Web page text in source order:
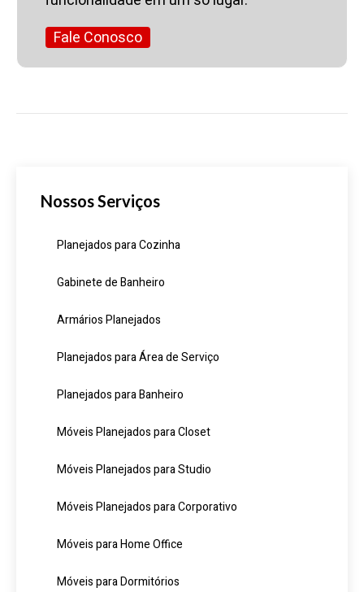
Fale Conosco
Nossos Serviços
Planejados para Cozinha
Gabinete de Banheiro
Armários Planejados
Planejados para Área de Serviço
Planejados para Banheiro
Móveis Planejados para Closet
Móveis Planejados para Studio
Móveis Planejados para Corporativo
Móveis para Home Office
Móveis para Dormitórios